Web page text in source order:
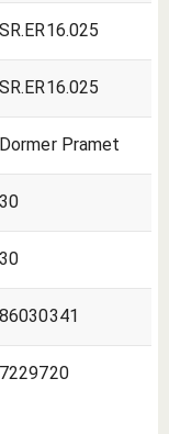
SR.ER16.025
SR.ER16.025
Dormer Pramet
30
30
86030341
7229720